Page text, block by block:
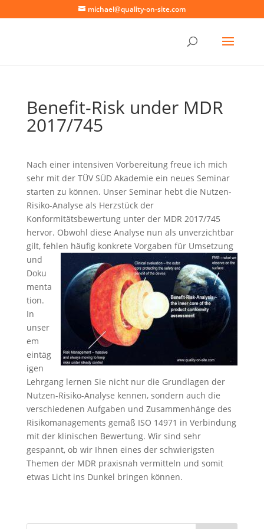
michael@quality-on-site.com
Benefit-Risk under MDR
2017/745
Nach einer intensiven Vorbereitung freue ich mich
sehr mit der TÜV SÜD Akademie ein neues Seminar
starten zu können. Unser Seminar hebt die Nutzen-
Risiko-Analyse als Herzstück der
Konformitätsbewertung unter der MDR 2017/745
hervor. Obwohl diese Analyse nun als unverzichtbar
gilt, fehlen häufig konkrete Vorgaben für Umsetzung
und
Doku
menta
tion.
In
unser
em
eintäg
igen
Lehrgang lernen Sie nicht nur die Grundlagen der
Nutzen-Risiko-Analyse kennen, sondern auch die
verschiedenen Aufgaben und Zusammenhänge des
Risikomanagements gemäß ISO 14971 in Verbindung
mit der klinischen Bewertung. Wir sind sehr
gespannt, ob wir Ihnen eines der schwierigsten
Themen der MDR praxisnah vermitteln und somit
etwas Licht ins Dunkel bringen können.